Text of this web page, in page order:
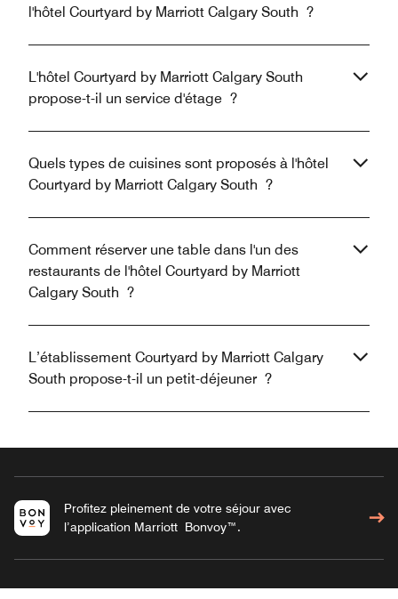
l'hôtel Courtyard by Marriott Calgary South ?
L'hôtel Courtyard by Marriott Calgary South
propose-t-il un service d'étage ?
Quels types de cuisines sont proposés à l'hôtel
Courtyard by Marriott Calgary South ?
Comment réserver une table dans l'un des
restaurants de l'hôtel Courtyard by Marriott
Calgary South ?
L’établissement Courtyard by Marriott Calgary
South propose-t-il un petit-déjeuner ?
Profitez pleinement de votre séjour avec
l’application Marriott Bonvoy™.